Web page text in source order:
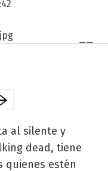
al silente y
dead, tiene
quienes estén